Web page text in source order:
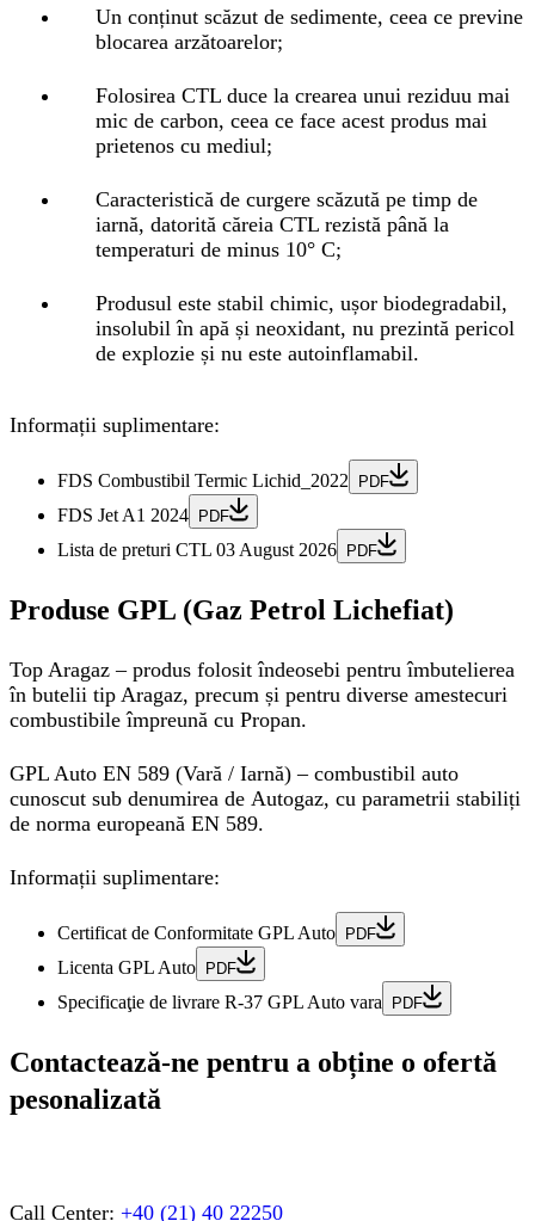
Un conținut scăzut de sedimente, ceea ce previne
blocarea arzătoarelor;
Folosirea CTL duce la crearea unui reziduu mai
mic de carbon, ceea ce face acest produs mai
prietenos cu mediul;
Caracteristică de curgere scăzută pe timp de
iarnă, datorită căreia CTL rezistă până la
temperaturi de minus 10° C;
Produsul este stabil chimic, ușor biodegradabil,
insolubil în apă și neoxidant, nu prezintă pericol
de explozie și nu este autoinflamabil.
Informații suplimentare:
FDS Combustibil Termic Lichid_2022 PDF
FDS Jet A1 2024 PDF
Lista de preturi CTL 03 August 2026 PDF
Produse GPL (Gaz Petrol Lichefiat)
Top Aragaz – produs folosit îndeosebi pentru îmbutelierea
în butelii tip Aragaz, precum și pentru diverse amestecuri
combustibile împreună cu Propan.
GPL Auto EN 589 (Vară / Iarnă) – combustibil auto
cunoscut sub denumirea de Autogaz, cu parametrii stabiliți
de norma europeană EN 589.
Informații suplimentare:
Certificat de Conformitate GPL Auto PDF
Licenta GPL Auto PDF
Specificaţie de livrare R-37 GPL Auto vara PDF
Contactează-ne pentru a obține o ofertă
pesonalizată
Call Center: +40 (21) 40 22250